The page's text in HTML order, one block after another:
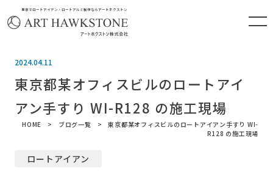
東京でロートアイアン・ロートアルミ製作ならアートホクストン
2024.04.11
東京都某オフィスビルのロートアイ
アン手すり WI-R128 の施工現場
HOME ブログ一覧
東京都某オフィスビルのロートアイアン手すり WI-
R128 の施工現場
ロートアイアン